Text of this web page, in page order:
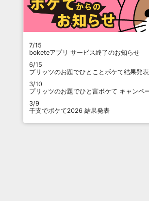
7/15
boketeアプリ サービス終了のお知らせ
6/15
プリッツのお題でひとことボケて結果発表
3/10
プリッツのお題でひと言ボケて キャンペ
3/9
干支でボケて2026 結果発表